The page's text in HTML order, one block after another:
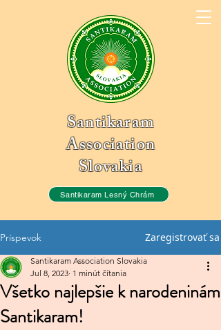
Santikaram
Association
Slovakia
Santikaram Lesný Chrám
Príspevok Zaregistrovať sa
Všetko najlepšie k narodeninám
Santikaram!
Santikaram Association Slovakia
Jul 8, 2023 1 minút čítania